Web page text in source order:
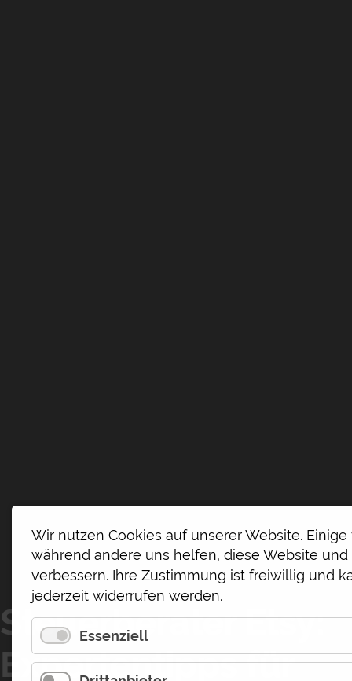
Steuerberater Etsy:
Expertentipps für
Wir nutzen Cookies auf unserer Website.
während andere uns helfen, diese Website
verbessern. Ihre Zustimmung ist freiwillig und
jederzeit widerrufen werden.
Essenziell